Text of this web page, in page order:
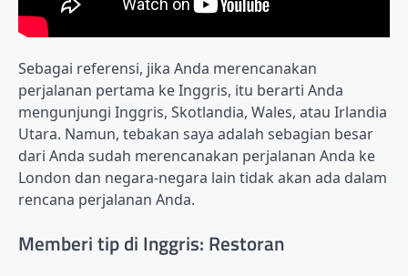
Sebagai referensi, jika Anda merencanakan
perjalanan pertama ke Inggris, itu berarti Anda
mengunjungi Inggris, Skotlandia, Wales, atau Irlandia
Utara. Namun, tebakan saya adalah sebagian besar
dari Anda sudah merencanakan perjalanan Anda ke
London dan negara-negara lain tidak akan ada dalam
rencana perjalanan Anda.
Memberi tip di Inggris: Restoran